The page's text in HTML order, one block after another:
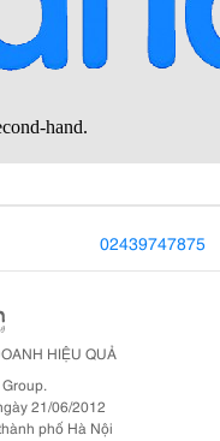
02439747875
HIỆU QUẢ
21/06/2012
phố Hà Nội